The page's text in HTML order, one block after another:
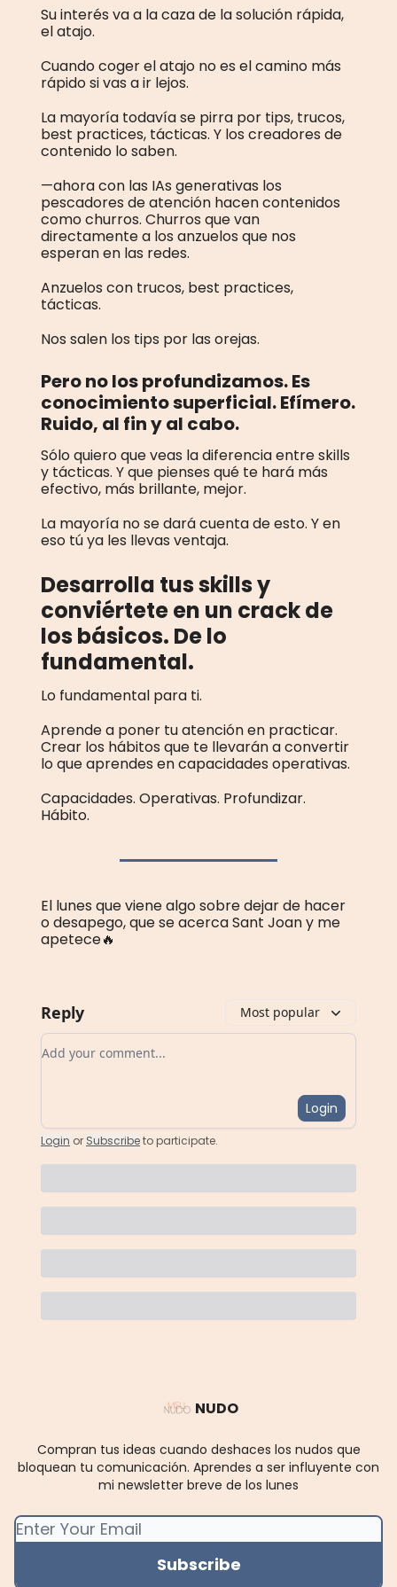
Su interés va a la caza de la solución rápida,
el atajo.
Cuando coger el atajo no es el camino más
rápido si vas a ir lejos.
La mayoría todavía se pirra por tips, trucos,
best practices, tácticas. Y los creadores de
contenido lo saben.
—ahora con las IAs generativas los
pescadores de atención hacen contenidos
como churros. Churros que van
directamente a los anzuelos que nos
esperan en las redes.
Anzuelos con trucos, best practices,
tácticas.
Nos salen los tips por las orejas.
Pero no los profundizamos. Es
conocimiento superficial. Efímero.
Ruido, al fin y al cabo.
Sólo quiero que veas la diferencia entre skills
y tácticas. Y que pienses qué te hará más
efectivo, más brillante, mejor.
La mayoría no se dará cuenta de esto. Y en
eso tú ya les llevas ventaja.
Desarrolla tus skills y
conviértete en un crack de
los básicos. De lo
fundamental.
Lo fundamental para ti.
Aprende a poner tu atención en practicar.
Crear los hábitos que te llevarán a convertir
lo que aprendes en capacidades operativas.
Capacidades. Operativas. Profundizar.
Hábito.
El lunes que viene algo sobre dejar de hacer
o desapego, que se acerca Sant Joan y me
apetece🔥
Reply Most popular
Add your comment
Login
Login or Subscribeto participate.
NUDO
Compran tus ideas cuando deshaces los nudos que
bloquean tu comunicación. Aprendes a ser influyente con
mi newsletter breve de los lunes